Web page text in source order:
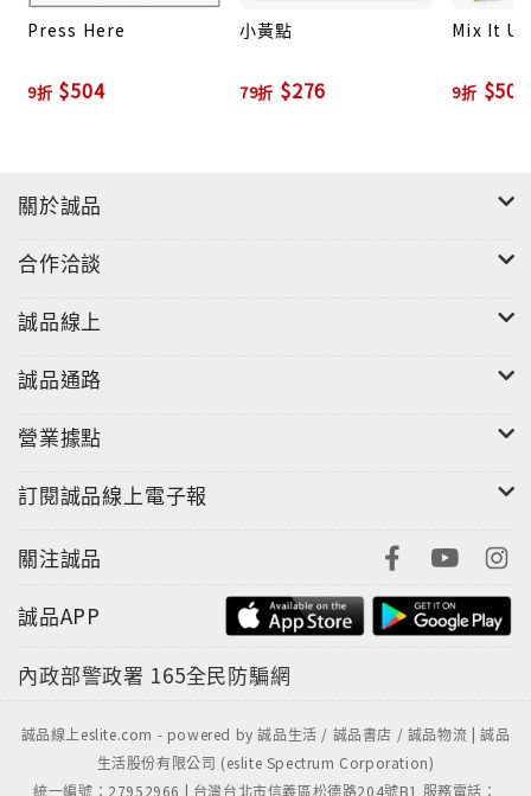
Press Here
9折 $504
小黃點
79折 $276
Mix It
9折 $504
關於誠品
合作洽談
誠品線上
誠品通路
營業據點
訂閱誠品線上電子報
關注誠品
誠品APP
內政部警政署 165全民防騙網
誠品線上eslite.com - powered by 誠品生活 / 誠品書店 / 誠品物流 | 誠品
生活股份有限公司 (eslite Spectrum Corporation)
統一編號：27952966 | 台灣台北市信義區松德路204號B1 服務電話：